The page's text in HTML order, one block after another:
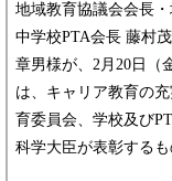
地域教育協議会会長
中学校PTA会長 藤村
章男様が、2月20日（
は、キャリア教育の
育委員会、学校及び
科学大臣が表彰するも